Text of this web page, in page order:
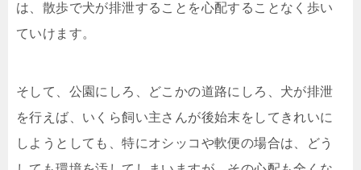
は、散歩で犬が排泄することを心配することなく歩い
ていけます。
そして、公園にしろ、どこかの道路にしろ、犬が排泄
を行えば、いくら飼い主さんが後始末をしてきれいに
しようとしても、特にオシッコや軟便の場合は、どう